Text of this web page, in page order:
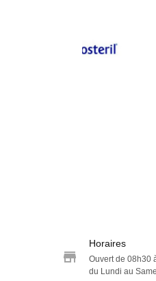
Horaires
Ouvert de 08h30
du Lundi au